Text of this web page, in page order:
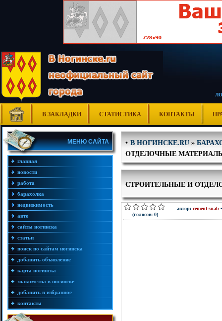
В ЗАКЛАДКИ СТАТИСТИКА КОНТАКТЫ
МЕНЮ САЙТА
главная
новости
работа
барахолка
недвижимость
авто
сайты ногинска
статьи
поиск по сайтам ногинска
добавить объявление
карта ногинска
знакомства в ногинске
добавить в избранное
контакты
•В НОГИНСКЕ.RU»
ОТДЕЛОЧНЫЕ
СТРОИТЕЛЬНЫЕ И
(голосов: 0)
автор: cement-snab